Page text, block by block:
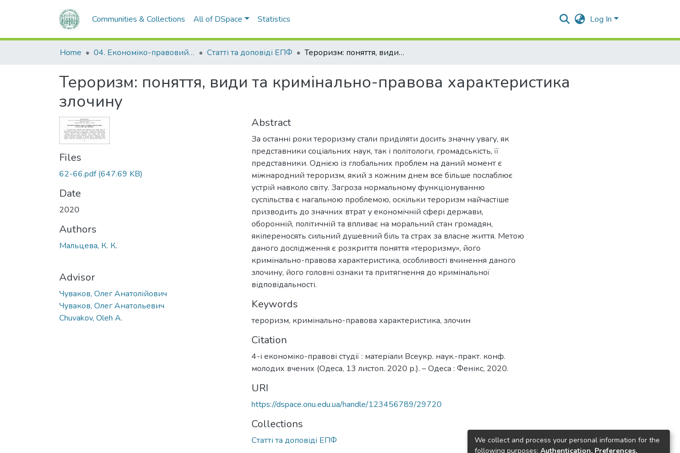
Communities & Collections All of DSpace Statistics Log In
Home 04. Економіко-правовий факультет Статті та доповіді ЕПФ Тероризм: поняття, види та кримінально-правова характеристика злочину
Тероризм: поняття, види та кримінально-правова характеристика
злочину
Files
62-66.pdf(647.69 KB)
Date
2020
Authors
Мальцева, К. К.
Advisor
Чуваков, Олег Анатолійович
Чуваков, Олег Анатольевич
Chuvakov, Oleh A.
Abstract
За останні роки тероризму стали приділяти досить значну увагу, як
представники соціальних наук, так і політологи, громадськість, її
представники. Однією із глобальних проблем на даний момент є
міжнародний тероризм, який з кожним днем все більше послаблює
устрій навколо світу. Загроза нормальному функціонуванню
суспільства є нагальною проблемою, оскільки тероризм найчастіше
призводить до значних втрат у економічній сфері держави,
оборонній, політичній та впливає на моральний стан громадян,
якіпереносять сильний душевний біль та страх за власне життя. Метою
даного дослідження є розкриття поняття «тероризму», його
кримінально-правова характеристика, особливості вчинення даного
злочину, його головні ознаки та притягнення до кримінальної
відповідальності.
Keywords
тероризм, кримінально-правова характеристика, злочин
Citation
4-і економіко-правові студії : матеріали Всеукр. наук.-практ. конф.
молодих вчених (Одеса, 13 листоп. 2020 р.). – Одеса : Фенікс, 2020.
URI
https://dspace.onu.edu.ua/handle/123456789/29720
Collections
Статті та доповіді ЕПФ
We collect and process your personal information for the
following purposes: Authentication, Preferences,